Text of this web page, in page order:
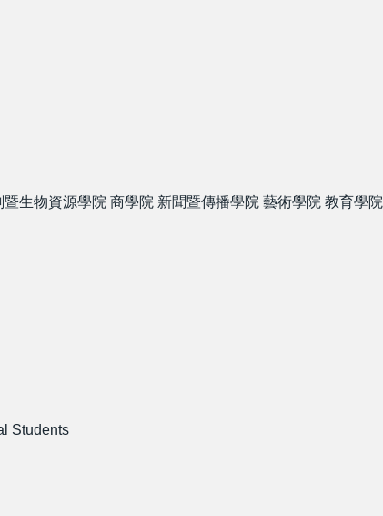
暨生物資源學院 商學院 新聞暨傳播學院 藝術學院 教育學院
Students